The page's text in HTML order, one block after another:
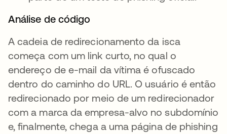
Análise de código
A cadeia de redirecionamento da isca
começa com um link curto, no qual o
endereço de e-mail da vítima é ofuscado
dentro do caminho do URL. O usuário é então
redirecionado por meio de um redirecionador
com a marca da empresa-alvo no subdomínio
e, finalmente, chega a uma página de phishing